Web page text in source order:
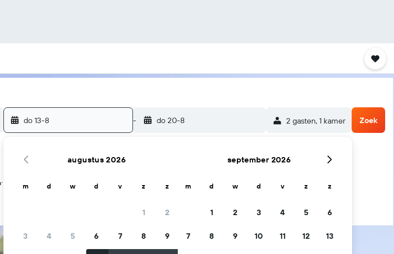
do 13-8 - do 20-8 2 gasten, 1 kamer Zoek
augustus 2026
m d w d v z z
1 2
3 4 5 6 7 8 9
september 2026
m d w d v z z
1 2 3 4 5 6
7 8 9 10 11 12 13